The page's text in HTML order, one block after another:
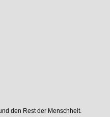
den Rest der Menschheit.